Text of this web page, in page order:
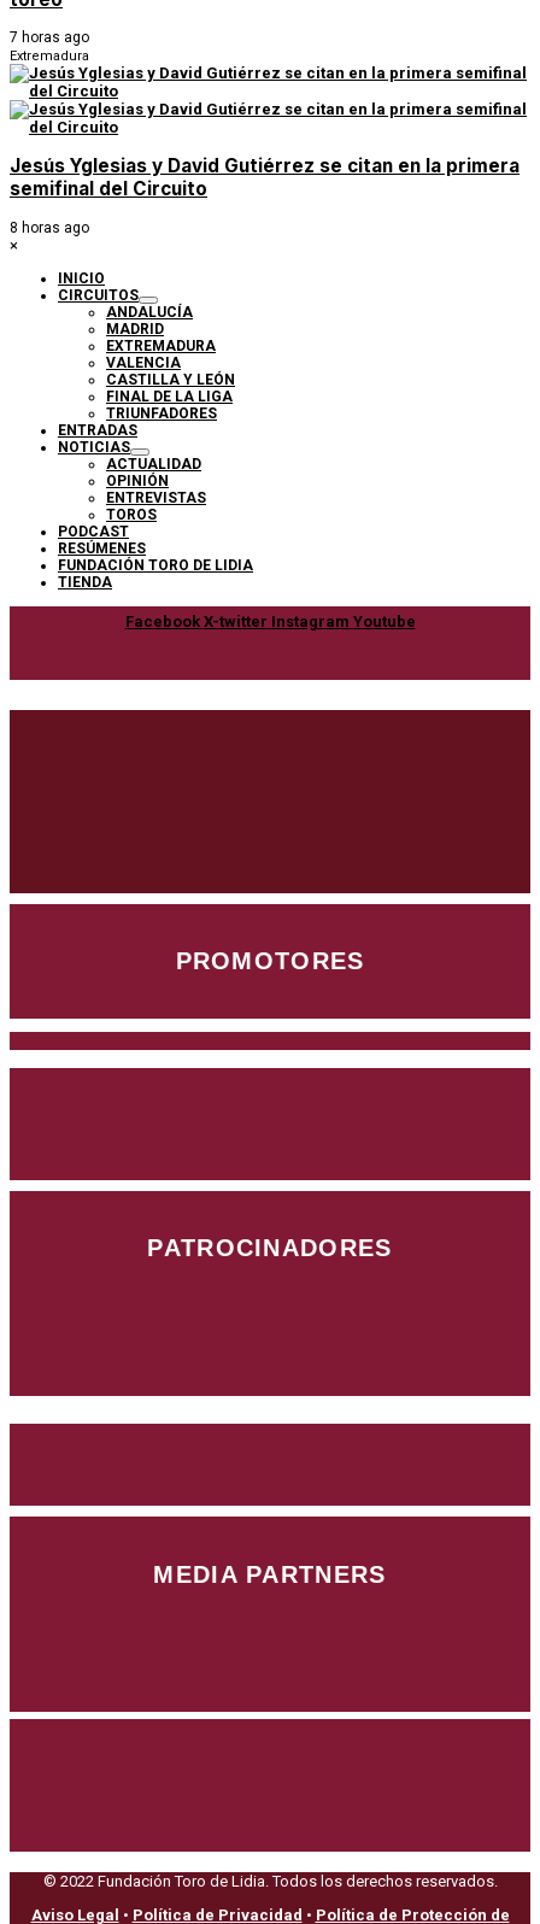
7 horas ago
Extremadura
Jesús Yglesias y David Gutiérrez se citan en la primera
semifinal del Circuito
8 horas ago
×
INICIO
CIRCUITOS
ANDALUCÍA
MADRID
EXTREMADURA
VALENCIA
CASTILLA Y LEÓN
FINAL DE LA LIGA
TRIUNFADORES
ENTRADAS
NOTICIAS
ACTUALIDAD
OPINIÓN
ENTREVISTAS
TOROS
PODCAST
RESÚMENES
FUNDACIÓN TORO DE LIDIA
TIENDA
Facebook X-twitter Instagram Youtube
PROMOTORES
PATROCINADORES
MEDIA PARTNERS
© 2022 Fundación Toro de Lidia. Todos los derechos reservados.
Aviso Legal • Política de Privacidad • Política de Protección de